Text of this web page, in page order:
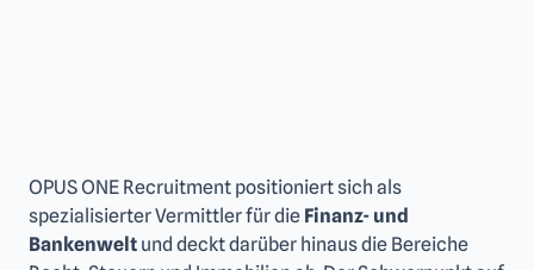
OPUS ONE Recruitment positioniert sich als
spezialisierter Vermittler für die Finanz- und
Bankenwelt und deckt darüber hinaus die Bereiche